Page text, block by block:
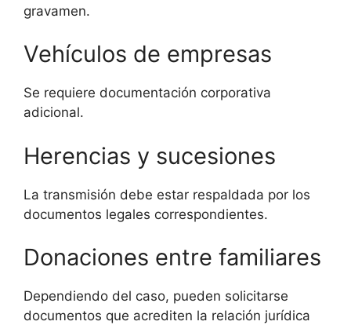
gravamen.
Vehículos de empresas
Se requiere documentación corporativa
adicional.
Herencias y sucesiones
La transmisión debe estar respaldada por los
documentos legales correspondientes.
Donaciones entre familiares
Dependiendo del caso, pueden solicitarse
documentos que acrediten la relación jurídica